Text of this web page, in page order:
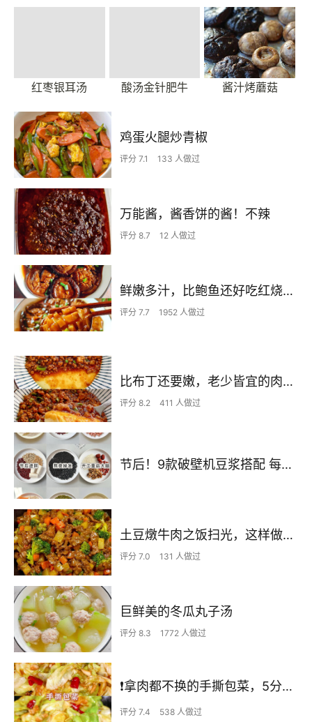
红枣银耳汤 酸汤金针肥牛 酱汁烤蘑菇
鸡蛋火腿炒青椒
评分 7.1 133 人做过
万能酱，酱香饼的酱！不辣
评分 8.7 12 人做过
鲜嫩多汁，比鲍鱼还好吃红烧香菇
评分 7.7 1952 人做过
比布丁还要嫩，老少皆宜的肉沫蒸蛋
评分 8.2 411 人做过
节后！9款破壁机豆浆搭配 每天不重样喝出好状态！
土豆燉牛肉之饭扫光，这样做也太香了吧，还没出锅已是浓香四溢了
评分 7.0 131 人做过
巨鲜美的冬瓜丸子汤
评分 8.3 1772 人做过
❗拿肉都不换的手撕包菜，5分钟快手家常菜🔥
评分 7.4 538 人做过